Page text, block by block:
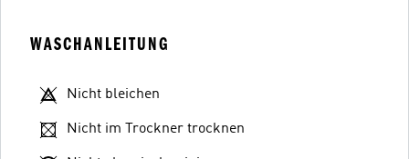
WASCHANLEITUNG
Nicht bleichen
Nicht im Trockner trocknen